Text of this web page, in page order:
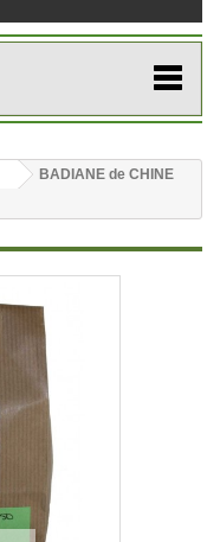
BADIANE de CHINE